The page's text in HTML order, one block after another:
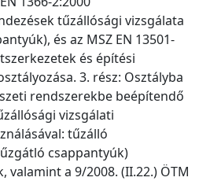
tűzállósági vizsgálata
és az MSZ EN 13501-
és építési
3. rész: Osztályba
rendszerekbe beépítendő
vizsgálati
tűzálló
csappantyúk)
a 9/2008. (II.22.) ÖTM